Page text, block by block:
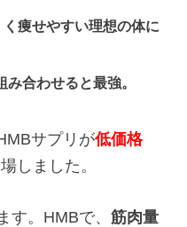
痩せやすい理想の体に
合わせると最強。
サプリが低価格
しました。
す。HMBで、筋肉量